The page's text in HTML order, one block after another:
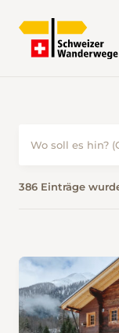
386 Einträge